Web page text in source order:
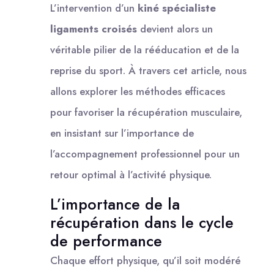
L’intervention d’un kiné spécialiste
ligaments croisés devient alors un
véritable pilier de la rééducation et de la
reprise du sport. À travers cet article, nous
allons explorer les méthodes efficaces
pour favoriser la récupération musculaire,
en insistant sur l’importance de
l’accompagnement professionnel pour un
retour optimal à l’activité physique.
L’importance de la
récupération dans le cycle
de performance
Chaque effort physique, qu’il soit modéré